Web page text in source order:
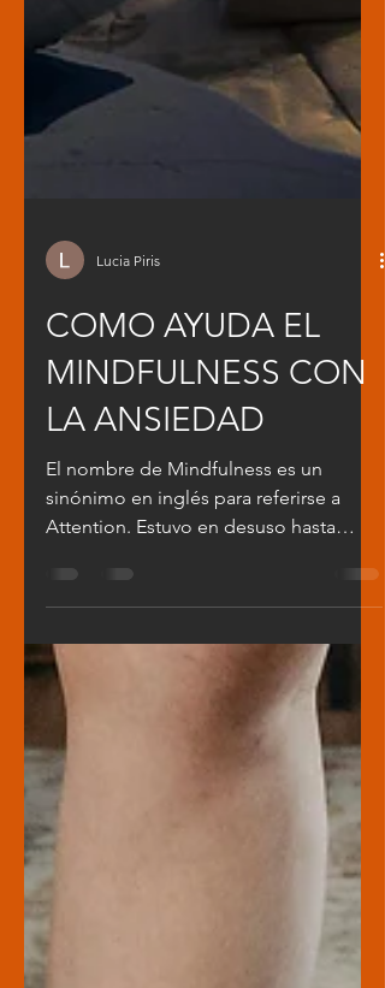
COMO AYUDA EL
MINDFULNESS CON
LA ANSIEDAD
El nombre de Mindfulness es un
sinónimo en inglés para referirse a
Attention. Estuvo en desuso hasta